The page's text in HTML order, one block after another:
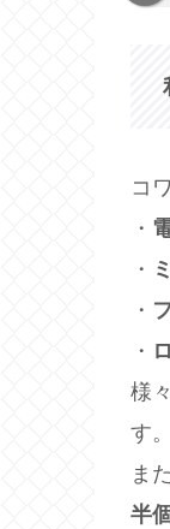
コ
・
・
・
・
様
す。
ま
半